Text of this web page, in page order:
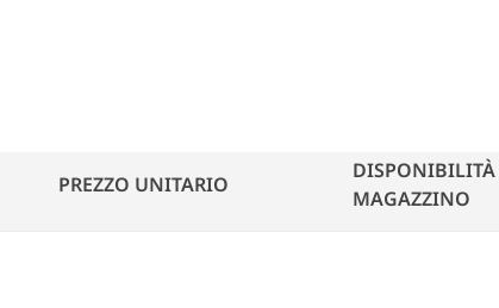
PREZZO UNITARIO
MAGAZZINO